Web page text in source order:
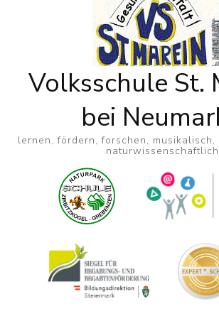
Volksschule St.
bei
lernen, fördern, forschen,
naturwissenschaftlich